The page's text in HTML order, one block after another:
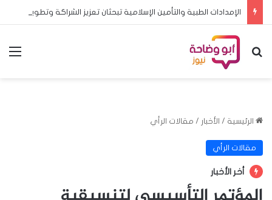
بحث عن
الرئيسية / الأخبار / مقالات الرأي
مقالات الرأي
أخر الأخبار